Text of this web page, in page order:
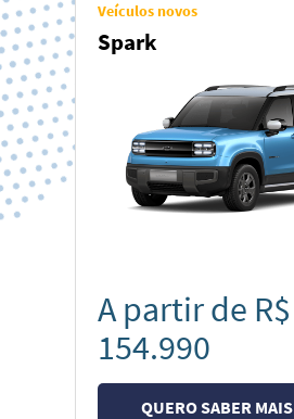
Veículos novos
Spark
A partir de R$
154.990
QUERO SABER MAIS